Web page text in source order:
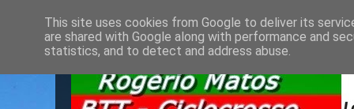
This site uses cookies from Google to deliver its
are shared with Google along with performance and
statistics, and to detect and address abuse.